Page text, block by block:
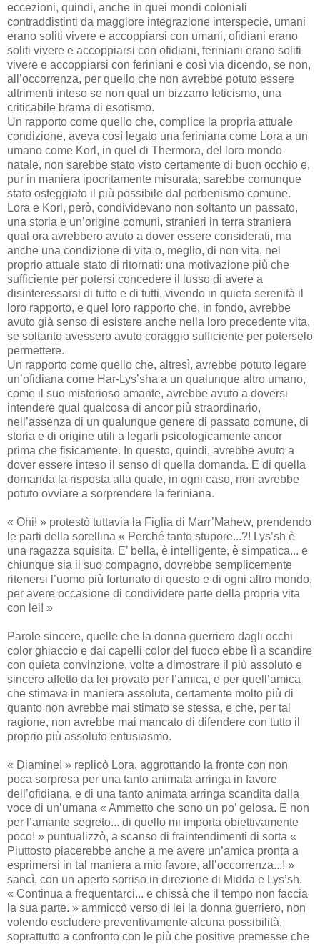
eccezioni, quindi, anche in quei mondi coloniali
contraddistinti da maggiore integrazione interspecie, umani
erano soliti vivere e accoppiarsi con umani, ofidiani erano
soliti vivere e accoppiarsi con ofidiani, feriniani erano soliti
vivere e accoppiarsi con feriniani e così via dicendo, se non,
all’occorrenza, per quello che non avrebbe potuto essere
altrimenti inteso se non qual un bizzarro feticismo, una
criticabile brama di esotismo.
Un rapporto come quello che, complice la propria attuale
condizione, aveva così legato una feriniana come Lora a un
umano come Korl, in quel di Thermora, del loro mondo
natale, non sarebbe stato visto certamente di buon occhio e,
pur in maniera ipocritamente misurata, sarebbe comunque
stato osteggiato il più possibile dal perbenismo comune.
Lora e Korl, però, condividevano non soltanto un passato,
una storia e un’origine comuni, stranieri in terra straniera
qual ora avrebbero avuto a dover essere considerati, ma
anche una condizione di vita o, meglio, di non vita, nel
proprio attuale stato di ritornati: una motivazione più che
sufficiente per potersi concedere il lusso di avere a
disinteressarsi di tutto e di tutti, vivendo in quieta serenità il
loro rapporto, e quel loro rapporto che, in fondo, avrebbe
avuto già senso di esistere anche nella loro precedente vita,
se soltanto avessero avuto coraggio sufficiente per poterselo
permettere.
Un rapporto come quello che, altresì, avrebbe potuto legare
un’ofidiana come Har-Lys’sha a un qualunque altro umano,
come il suo misterioso amante, avrebbe avuto a doversi
intendere qual qualcosa di ancor più straordinario,
nell’assenza di un qualunque genere di passato comune, di
storia e di origine utili a legarli psicologicamente ancor
prima che fisicamente. In questo, quindi, avrebbe avuto a
dover essere inteso il senso di quella domanda. E di quella
domanda la risposta alla quale, in ogni caso, non avrebbe
potuto ovviare a sorprendere la feriniana.
« Ohi! » protestò tuttavia la Figlia di Marr’Mahew, prendendo
le parti della sorellina « Perché tanto stupore...?! Lys’sh è
una ragazza squisita. E’ bella, è intelligente, è simpatica... e
chiunque sia il suo compagno, dovrebbe semplicemente
ritenersi l’uomo più fortunato di questo e di ogni altro mondo,
per avere occasione di condividere parte della propria vita
con lei! »
Parole sincere, quelle che la donna guerriero dagli occhi
color ghiaccio e dai capelli color del fuoco ebbe lì a scandire
con quieta convinzione, volte a dimostrare il più assoluto e
sincero affetto da lei provato per l’amica, e per quell’amica
che stimava in maniera assoluta, certamente molto più di
quanto non avrebbe mai stimato se stessa, e che, per tal
ragione, non avrebbe mai mancato di difendere con tutto il
proprio più assoluto entusiasmo.
« Diamine! » replicò Lora, aggrottando la fronte con non
poca sorpresa per una tanto animata arringa in favore
dell’ofidiana, e di una tanto animata arringa scandita dalla
voce di un’umana « Ammetto che sono un po’ gelosa. E non
per l’amante segreto... di quello mi importa obiettivamente
poco! » puntualizzò, a scanso di fraintendimenti di sorta «
Piuttosto piacerebbe anche a me avere un’amica pronta a
esprimersi in tal maniera a mio favore, all’occorrenza...! »
sancì, con un aperto sorriso in direzione di Midda e Lys’sh.
« Continua a frequentarci... e chissà che il tempo non faccia
la sua parte. » ammiccò verso di lei la donna guerriero, non
volendo escludere preventivamente alcuna possibilità,
soprattutto a confronto con le più che positive premesse che